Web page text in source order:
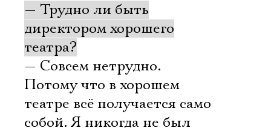
— Трудно ли быть
директором хорошего
театра?
— Совсем нетрудно.
Потому что в хорошем
театре всё получается само
собой. Я никогда не был